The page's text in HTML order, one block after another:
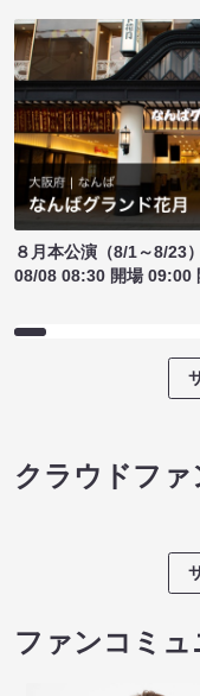
８月本公演（8/1～8/23）
08/08 08:30 開場 09:00
クラウドフ
ファンコミュ